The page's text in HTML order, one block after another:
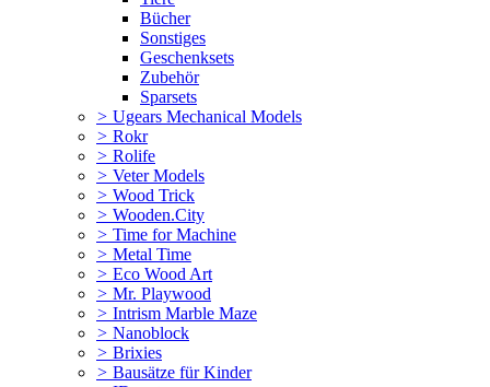
Bücher
Sonstiges
Geschenksets
Zubehör
Sparsets
> Ugears Mechanical Models
> Rokr
> Rolife
> Veter Models
> Wood Trick
> Wooden.City
> Time for Machine
> Metal Time
> Eco Wood Art
> Mr. Playwood
> Intrism Marble Maze
> Nanoblock
> Brixies
> Bausätze für Kinder